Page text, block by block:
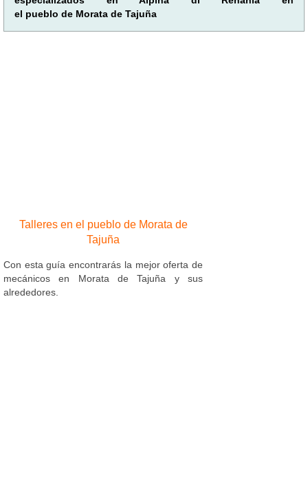
el pueblo de Morata de Tajuña
Talleres en el pueblo de Morata de
Tajuña
Con esta guía encontrarás la mejor oferta de
mecánicos en Morata de Tajuña y sus
alrededores.